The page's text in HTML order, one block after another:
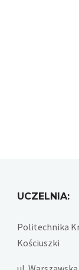
UCZELNIA:
Politechnika
Kościuszki